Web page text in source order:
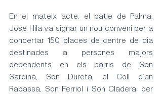
En el mateix acte, el batle de Palma,
Jose Hila va signar un nou conveni per a
concertar 150 places de centre de dia
destinades a persones majors
dependents en els barris de Son
Sardina, Son Dureta, el Coll d’en
Rabassa, Son Ferriol i Son Cladera, per